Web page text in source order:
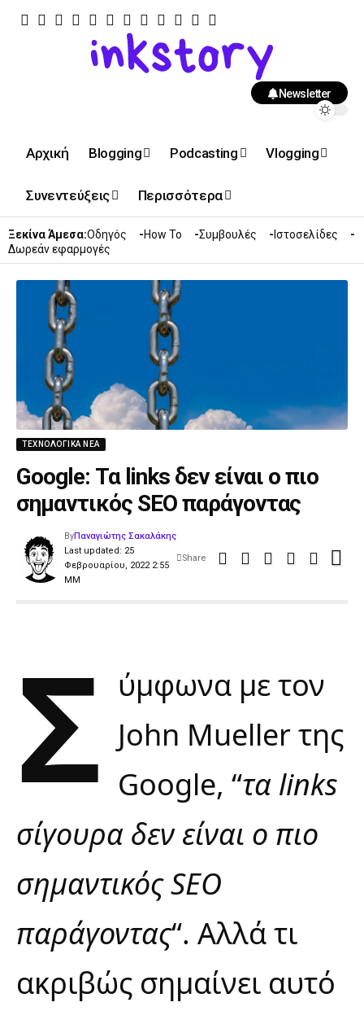
Newsletter
Αρχική Blogging Podcasting Vlogging
Συνεντεύξεις Περισσότερα
Ξεκίνα Άμεσα:Οδηγός How To Συμβουλές
Ιστοσελίδες
Δωρεάν εφαρμογές
ΤΕΧΝΟΛΟΓΙΚΆ ΝΈΑ
Google: Τα links δεν είναι ο πιο
σημαντικός SEO παράγοντας
Last updated: 25
Φεβρουαρίου, 2022 2:55
ΜΜ
ByΠαναγιώτης Σακαλάκης
Share
Σ ύμφωνα με τον
John Mueller της
Google, “τα links
σίγουρα δεν είναι ο πιο
σημαντικός SEO
παράγοντας“. Αλλά τι
ακριβώς σημαίνει αυτό